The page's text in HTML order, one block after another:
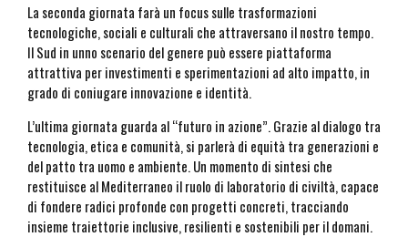
La seconda giornata farà un focus sulle trasformazioni
tecnologiche, sociali e culturali che attraversano il nostro tempo.
Il Sud in unno scenario del genere può essere piattaforma
attrattiva per investimenti e sperimentazioni ad alto impatto, in
grado di coniugare innovazione e identità.
L’ultima giornata guarda al “futuro in azione”. Grazie al dialogo tra
tecnologia, etica e comunità, si parlerà di equità tra generazioni e
del patto tra uomo e ambiente. Un momento di sintesi che
restituisce al Mediterraneo il ruolo di laboratorio di civiltà, capace
di fondere radici profonde con progetti concreti, tracciando
insieme traiettorie inclusive, resilienti e sostenibili per il domani.